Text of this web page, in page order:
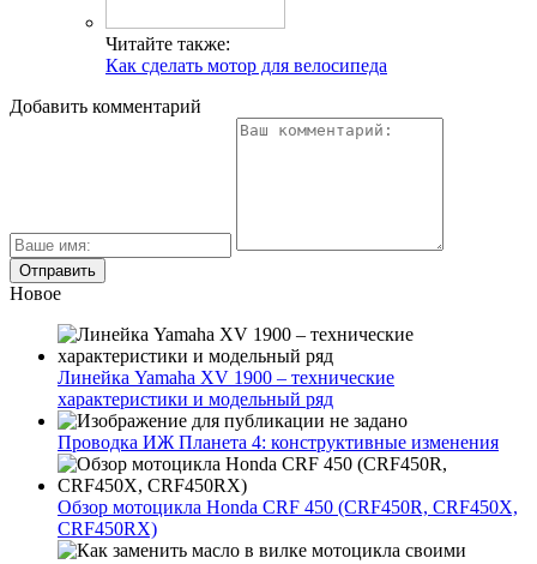
Читайте также:
Как сделать мотор для велосипеда
Добавить комментарий
Новое
Линейка Yamaha XV 1900 – технические
характеристики и модельный ряд
Проводка ИЖ Планета 4: конструктивные изменения
Обзор мотоцикла Honda CRF 450 (CRF450R, CRF450X,
CRF450RX)